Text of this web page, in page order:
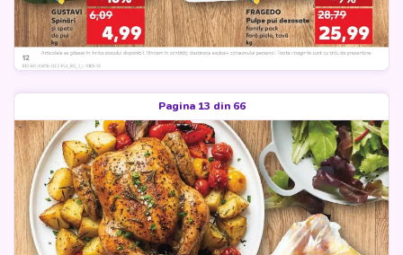
Pagina 13 din 66